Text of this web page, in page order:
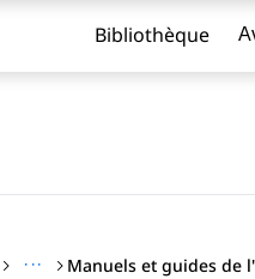
Bibliothèque
···